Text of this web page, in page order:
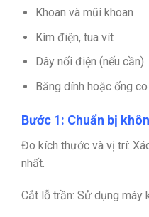
Khoan và mũi khoan
Kìm điện, tua vít
Dây nối điện (nếu cần)
Băng dính hoặc ống
Bước 1: Chuẩn bị
Đo kích thước và vị trí:
nhất.
Cắt lỗ trần: Sử dụng máy